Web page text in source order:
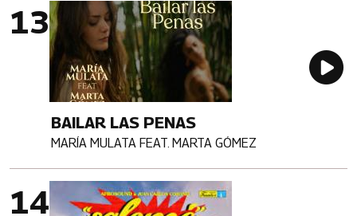
Imagen portada
BAILAR LAS PENAS
Artista
MARÍA MULATA FEAT. MARTA GÓMEZ
Imagen portada